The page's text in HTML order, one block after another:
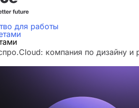
для работы
компания по дизайну